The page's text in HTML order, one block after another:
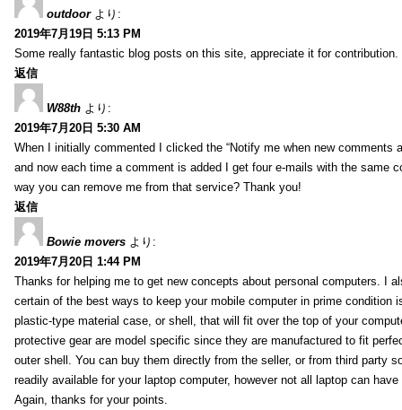
outdoor より:
2019年7月19日 5:13 PM
Some really fantastic blog posts on this site, appreciate it for contribution.
返信
W88th より:
2019年7月20日 5:30 AM
When I initially commented I clicked the “Notify me when new comments
and now each time a comment is added I get four e-mails with the same
way you can remove me from that service? Thank you!
返信
Bowie movers より:
2019年7月20日 1:44 PM
Thanks for helping me to get new concepts about personal computers. I
certain of the best ways to keep your mobile computer in prime condition
plastic-type material case, or shell, that will fit over the top of your
protective gear are model specific since they are manufactured to fit
outer shell. You can buy them directly from the seller, or from third party
readily available for your laptop computer, however not all laptop can
Again, thanks for your points.